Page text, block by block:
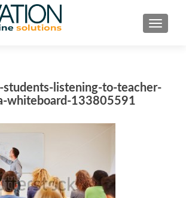
listening-to-teacher-
whiteboard-133805591